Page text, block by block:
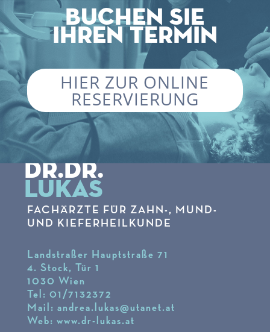
Buchen Sie
Ihren Termin
HIER ZUR ONLINE
RESERVIERUNG
DR.DR.
LUKAS
FACHÄRZTE FÜR ZAHN-, MUND-
UND KIEFERHEILKUNDE
Landstraßer Hauptstraße 71
4. Stock, Tür 1
1030 Wien
Tel: 01/7132372
Mail: andrea.lukas@utanet.at
Web: www.dr-lukas.at